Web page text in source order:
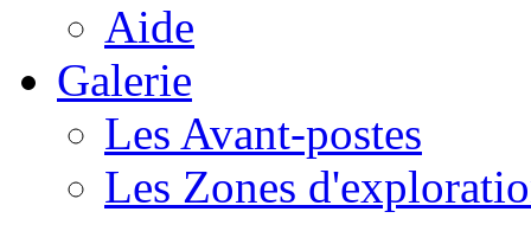
Aide
Galerie
Les Avant-postes
Les Zones